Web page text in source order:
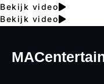
Bekijk video
Bekijk video